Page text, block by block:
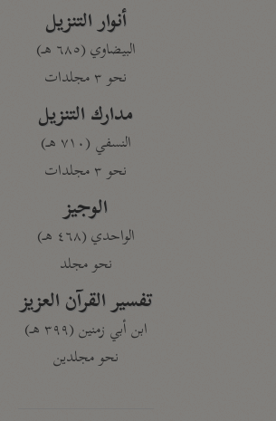
أنوار التنزيل
البيضاوي (٦٨٥ هـ)
نحو ٣ مجلدات
مدارك التنزيل
النسفي (٧١٠ هـ)
نحو ٣ مجلدات
الوجيز
الواحدي (٤٦٨ هـ)
نحو مجلد
تفسير القرآن العزيز
ابن أبي زمنين (٣٩٩ هـ)
نحو مجلدين